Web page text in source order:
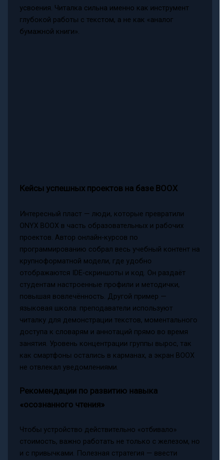
усвоения. Читалка сильна именно как инструмент
глубокой работы с текстом, а не как «аналог
бумажной книги».
Кейсы успешных проектов на базе BOOX
Интересный пласт — люди, которые превратили
ONYX BOOX в часть образовательных и рабочих
проектов. Автор онлайн‑курсов по
программированию собрал весь учебный контент на
крупноформатной модели, где удобно
отображаются IDE‑скриншоты и код. Он раздаёт
студентам настроенные профили и методички,
повышая вовлечённость. Другой пример —
языковая школа: преподаватели используют
читалку для демонстрации текстов, моментального
доступа к словарям и аннотаций прямо во время
занятия. Уровень концентрации группы вырос, так
как смартфоны остались в карманах, а экран BOOX
не отвлекал уведомлениями.
Рекомендации по развитию навыка
«осознанного чтения»
Чтобы устройство действительно «отбивало»
стоимость, важно работать не только с железом, но
и с привычками. Полезная стратегия — ввести